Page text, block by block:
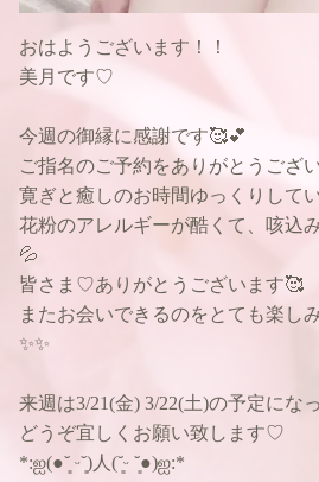
おはようございます！！
美月です♡
今週の御縁に感謝です🥰💕
ご指名のご予約をありがとうござ
寛ぎと癒しのお時間ゆっくりして
花粉のアレルギーが酷くて、咳込
💦
皆さま♡ありがとうございます🥰
またお会いできるのをとても楽し
✨✨
来週は3/21(金) 3/22(土)の予定にな
どうぞ宜しくお願い致します♡
*:ஐ(●︎˘͈ ᵕ˘͈)人(˘͈ᵕ ˘͈●︎)ஐ:*